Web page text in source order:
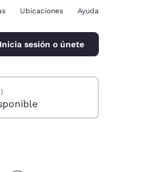
Ubicaciones Ayuda
Inicia sesión o únete